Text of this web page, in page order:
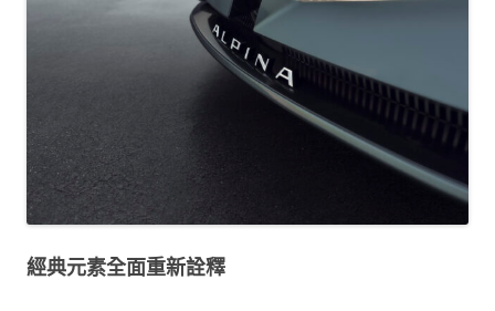
經典元素全面重新詮釋